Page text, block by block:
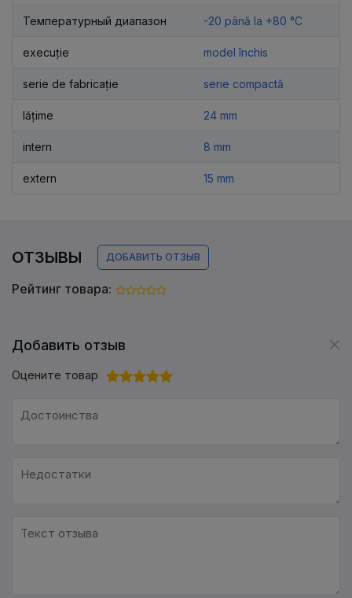
Температурный диапазон -20 până la +80 °C
execuție model închis
serie de fabricație serie compactă
lățime 24 mm
intern 8 mm
extern 15 mm
ОТЗЫВЫ ДОБАВИТЬ ОТЗЫВ
Рейтинг товара:
Добавить отзыв
Оцените товар